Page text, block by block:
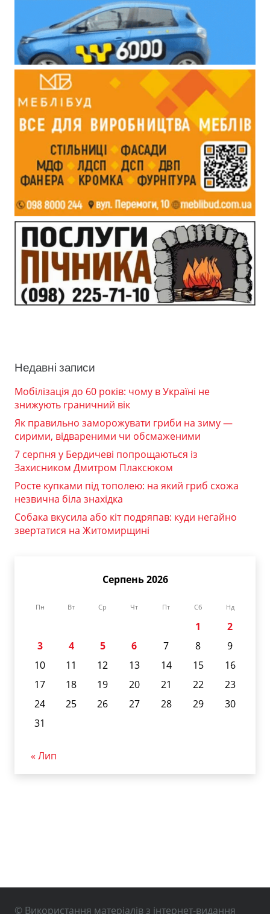
Недавні записи
Мобілізація до 60 років: чому в Україні не
знижують граничний вік
Як правильно заморожувати гриби на зиму —
сирими, відвареними чи обсмаженими
7 серпня у Бердичеві попрощаються із
Захисником Дмитром Плаксюком
Росте купками під тополею: на який гриб схожа
незвична біла знахідка
Собака вкусила або кіт подряпав: куди негайно
звертатися на Житомирщині
Серпень 2026
Пн Вт Ср Чт Пт Сб Нд
1
2
3
4 5 6 7 8
9
10
11 12 13 14 15
16
17
18 19 20 21 22
23
24
25 26 27 28 29
30
31
« Лип
© Використання матеріалів з інтернет-видання